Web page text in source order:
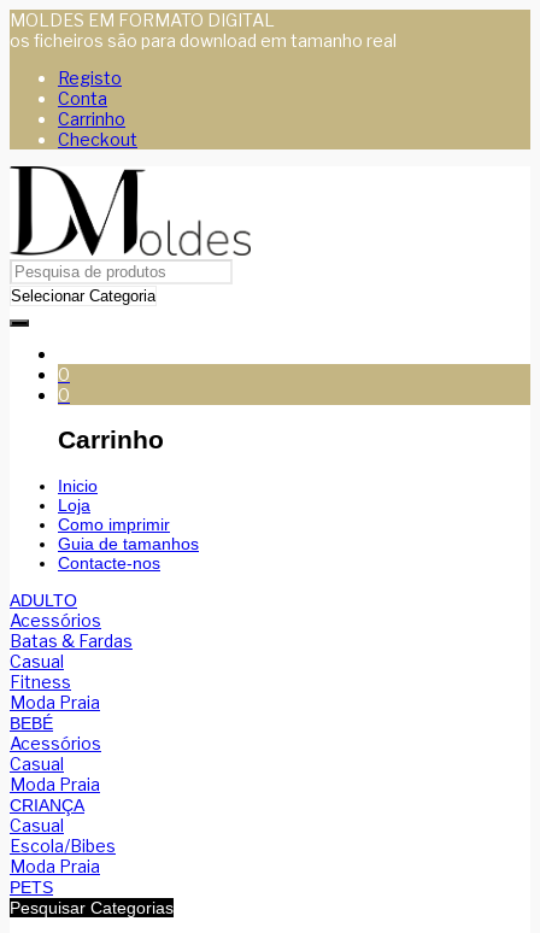
MOLDES EM FORMATO DIGITAL
os ficheiros são para download em tamanho real
Registo
Conta
Carrinho
Checkout
0
0
Carrinho
Inicio
Loja
Como imprimir
Guia de tamanhos
Contacte-nos
ADULTO
Acessórios
Batas & Fardas
Casual
Fitness
Moda Praia
BEBÉ
Acessórios
Casual
Moda Praia
CRIANÇA
Casual
Escola/Bibes
Moda Praia
PETS
Pesquisar Categorias